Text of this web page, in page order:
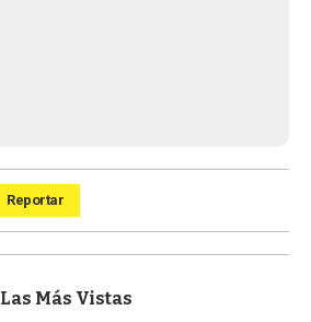
Reportar
Las Más Vistas